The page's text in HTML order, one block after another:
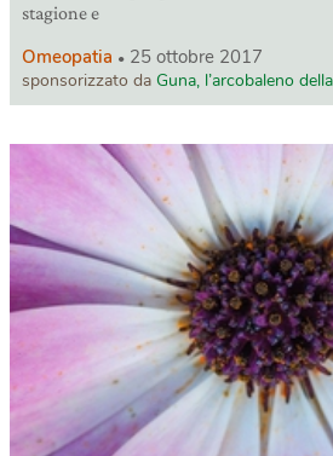
stagione e
Omeopatia 25 ottobre 2017
sponsorizzato da Guna, l’arcobaleno